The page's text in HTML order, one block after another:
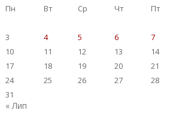
Пн
Вт Ср Чт Пт
3
4 5 6 7
10
11 12 13 14
17
18 19 20 21
24
25 26 27 28
31
« Лип